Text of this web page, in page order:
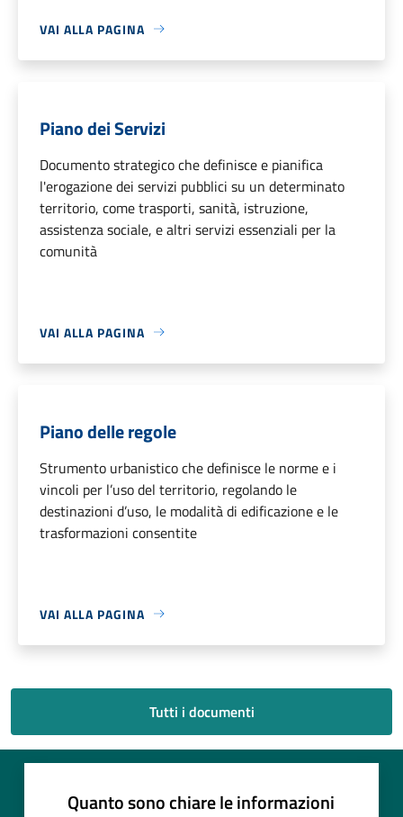
VAI ALLA PAGINA
Piano dei Servizi
Documento strategico che definisce e pianifica
l'erogazione dei servizi pubblici su un determinato
territorio, come trasporti, sanità, istruzione,
assistenza sociale, e altri servizi essenziali per la
comunità
VAI ALLA PAGINA
Piano delle regole
Strumento urbanistico che definisce le norme e i
vincoli per l’uso del territorio, regolando le
destinazioni d’uso, le modalità di edificazione e le
trasformazioni consentite
VAI ALLA PAGINA
Tutti i documenti
Quanto sono chiare le informazioni